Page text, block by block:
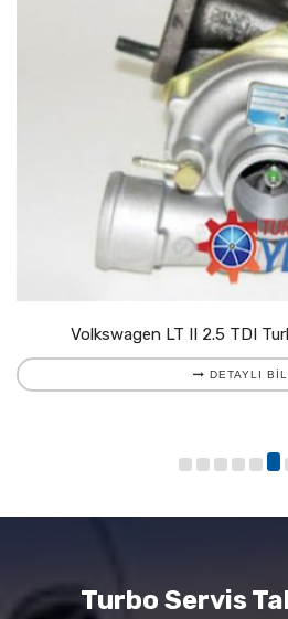
Volkswagen LT II 2.5 TDI
DETAYLI
Turbo Servis